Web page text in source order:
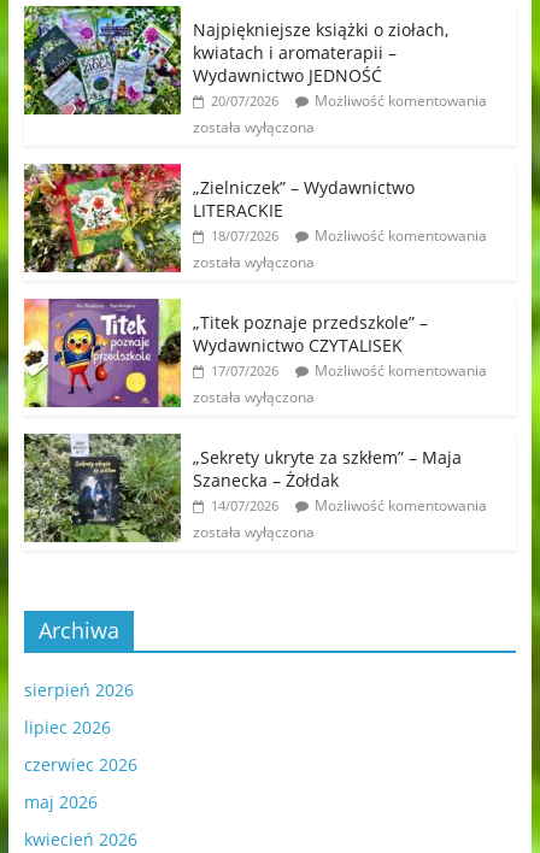
Najpiękniejsze książki o ziołach,
kwiatach i aromaterapii –
Wydawnictwo JEDNOŚĆ
20/07/2026
Możliwość komentowania
została wyłączona
„Zielniczek” – Wydawnictwo
LITERACKIE
18/07/2026
Możliwość komentowania
została wyłączona
„Titek poznaje przedszkole” –
Wydawnictwo CZYTALISEK
17/07/2026
Możliwość komentowania
została wyłączona
„Sekrety ukryte za szkłem” – Maja
Szanecka – Żołdak
14/07/2026
Możliwość komentowania
została wyłączona
Archiwa
sierpień 2026
lipiec 2026
czerwiec 2026
maj 2026
kwiecień 2026